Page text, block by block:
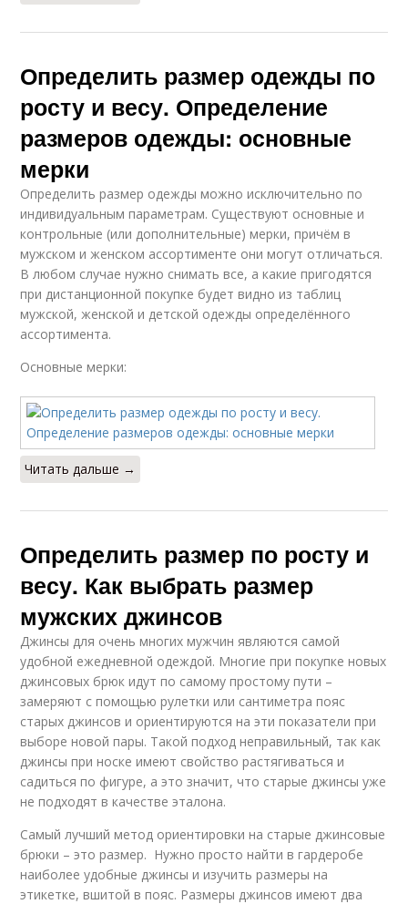
Определить размер одежды по
росту и весу. Определение
размеров одежды: основные
мерки
Определить размер одежды можно исключительно по
индивидуальным параметрам. Существуют основные и
контрольные (или дополнительные) мерки, причём в
мужском и женском ассортименте они могут отличаться.
В любом случае нужно снимать все, а какие пригодятся
при дистанционной покупке будет видно из таблиц
мужской, женской и детской одежды определённого
ассортимента.
Основные мерки:
Читать дальше →
Определить размер по росту и
весу. Как выбрать размер
мужских джинсов
Джинсы для очень многих мужчин являются самой
удобной ежедневной одеждой. Многие при покупке новых
джинсовых брюк идут по самому простому пути –
замеряют с помощью рулетки или сантиметра пояс
старых джинсов и ориентируются на эти показатели при
выборе новой пары. Такой подход неправильный, так как
джинсы при носке имеют свойство растягиваться и
садиться по фигуре, а это значит, что старые джинсы уже
не подходят в качестве эталона.
Самый лучший метод ориентировки на старые джинсовые
брюки – это размер. Нужно просто найти в гардеробе
наиболее удобные джинсы и изучить размеры на
этикетке, вшитой в пояс. Размеры джинсов имеют два